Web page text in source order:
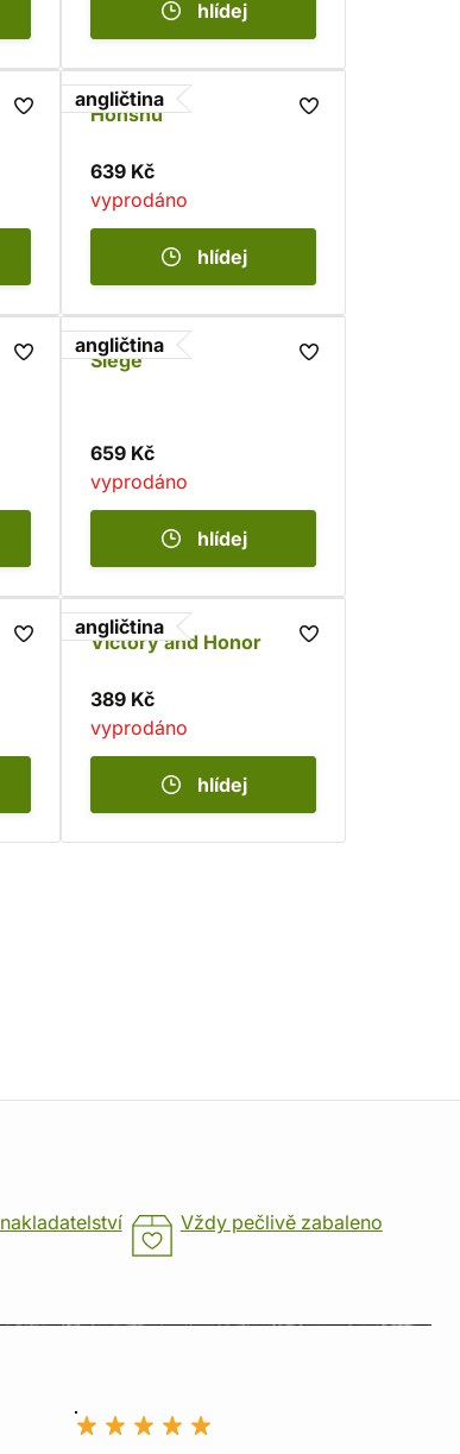
hlídej
angličtina
Honshu
639 Kč
vyprodáno
hlídej
angličtina
Siege
659 Kč
vyprodáno
hlídej
angličtina
Victory and Honor
389 Kč
vyprodáno
hlídej
nakladatelství Vždy pečlivě zabaleno